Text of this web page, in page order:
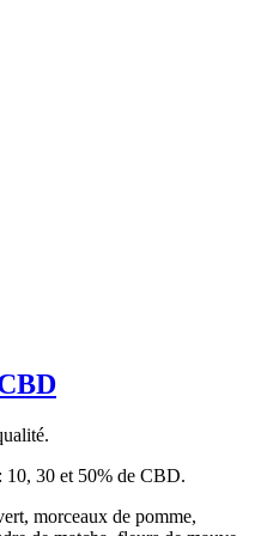
10, 30 et 50% de CBD.
morceaux de pomme,